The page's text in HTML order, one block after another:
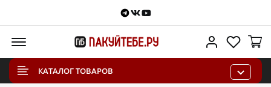
Telegram
VKontakte
Youtube
Личный
КАТАЛОГ ТОВАРОВ